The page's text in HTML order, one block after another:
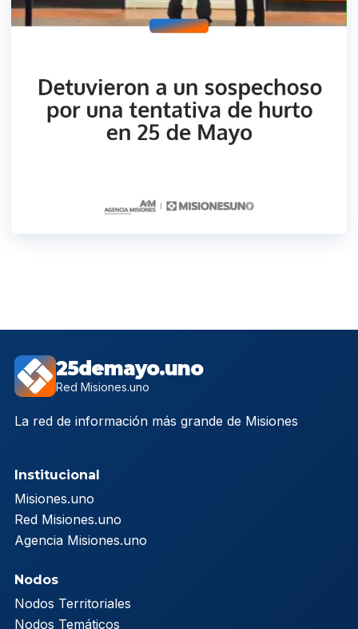
25demayo.uno
Red Misiones.uno
La red de información más grande de Misiones
Institucional
Misiones.uno
Red Misiones.uno
Agencia Misiones.uno
Nodos
Nodos Territoriales
Nodos Temáticos